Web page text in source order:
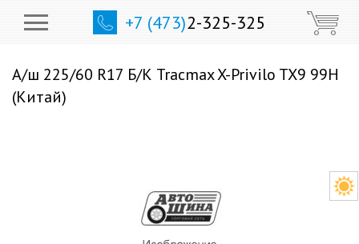
+7 (473)2-325-325
А/ш 225/60 R17 Б/К Tracmax X-Privilo TX9 99H
(Китай)